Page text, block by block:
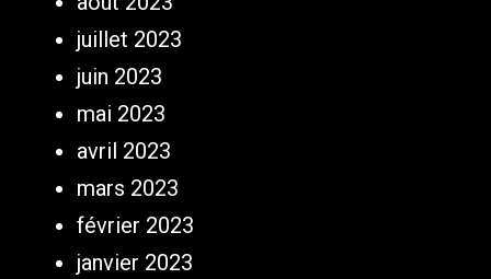
juillet 2023
juin 2023
mai 2023
avril 2023
mars 2023
février 2023
janvier 2023